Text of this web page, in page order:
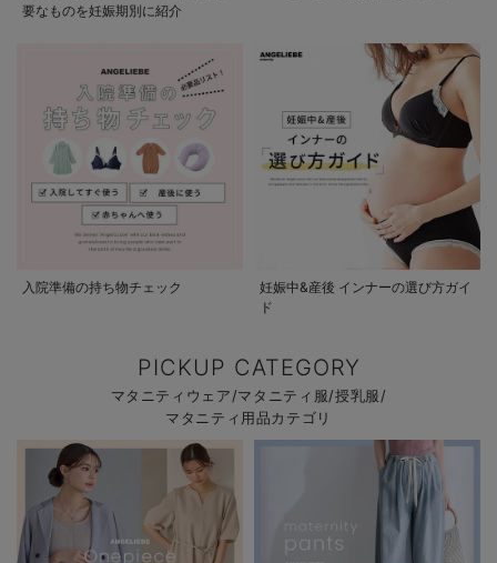
要なものを妊娠期別に紹介
入院準備の持ち物チェック
妊娠中&産後 インナーの選び方ガイ
ド
PICKUP CATEGORY
マタニティウェア/マタニティ服/授乳服/
マタニティ用品カテゴリ